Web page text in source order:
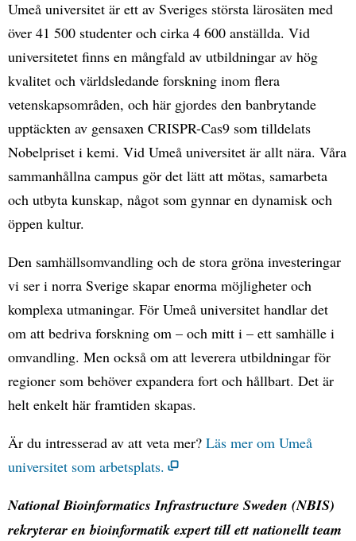
Umeå universitet är ett av Sveriges största lärosäten med
över 41 500 studenter och cirka 4 600 anställda. Vid
universitetet finns en mångfald av utbildningar av hög
kvalitet och världsledande forskning inom flera
vetenskapsområden, och här gjordes den banbrytande
upptäckten av gensaxen CRISPR-Cas9 som tilldelats
Nobelpriset i kemi. Vid Umeå universitet är allt nära. Våra
sammanhållna campus gör det lätt att mötas, samarbeta
och utbyta kunskap, något som gynnar en dynamisk och
öppen kultur.
Den samhällsomvandling och de stora gröna investeringar
vi ser i norra Sverige skapar enorma möjligheter och
komplexa utmaningar. För Umeå universitet handlar det
om att bedriva forskning om – och mitt i – ett samhälle i
omvandling. Men också om att leverera utbildningar för
regioner som behöver expandera fort och hållbart. Det är
helt enkelt här framtiden skapas.
Är du intresserad av att veta mer? Läs mer om Umeå
universitet som arbetsplats.
National Bioinformatics Infrastructure Sweden (NBIS)
rekryterar en bioinformatik expert till ett nationellt team